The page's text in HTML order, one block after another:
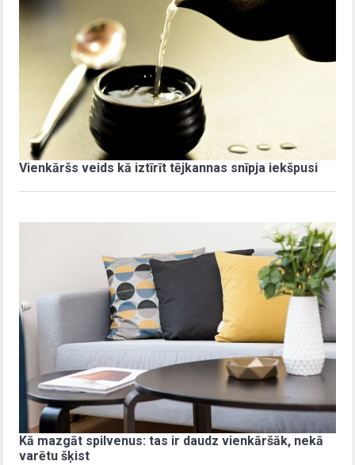
Vienkāršs veids kā iztīrīt tējkannas snīpja iekšpusi
Kā mazgāt spilvenus: tas ir daudz vienkāršāk, nekā
varētu šķist